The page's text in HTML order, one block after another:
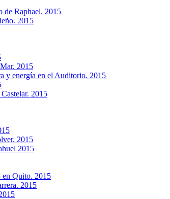
de Raphael. 2015
2015
2015
y energía en el Auditorio. 2015
2015
2015
2015
en Quito. 2015
2015